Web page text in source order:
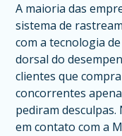
A maioria das
sistema de
com a tecnologia
dorsal do
clientes que
concorrentes
pediram
em contato com a